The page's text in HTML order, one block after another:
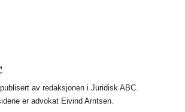
av redaksjonen i Juridisk ABC.
er advokat Eivind Arntsen.